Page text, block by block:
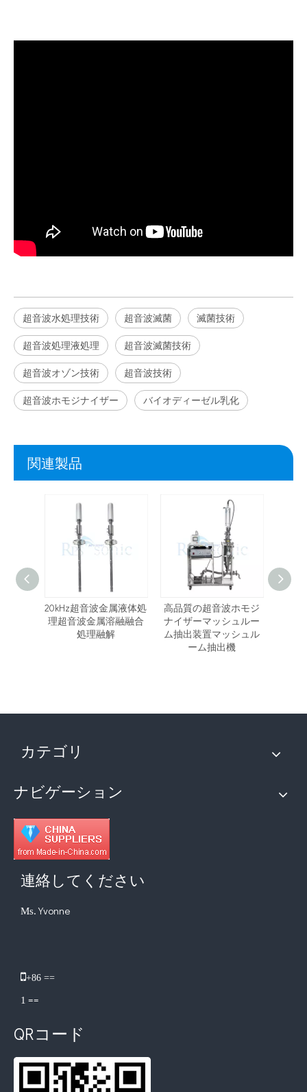
超音波水処理技術 超音波滅菌 滅菌技術
超音波処理液処理 超音波滅菌技術
超音波オゾン技術 超音波技術
超音波ホモジナイザー バイオディーゼル乳化
関連製品
20kHz超音波金属液体処
理超音波金属溶融融合
処理融解
高品質の超音波ホモジ
ナイザーマッシュルー
ム抽出装置マッシュル
ーム抽出機
カテゴリ
ナビゲーション
連絡してください
Ms. Yvonne
+86 ==
1 ==
QRコード